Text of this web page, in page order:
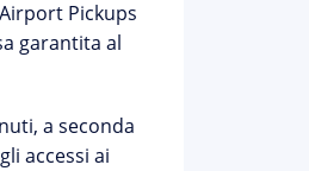
Pickups
garantita al
, a seconda
accessi ai